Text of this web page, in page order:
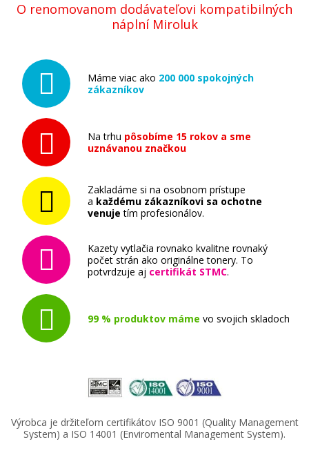
O renomovanom dodávateľovi kompatibilných
náplní Miroluk
Máme viac ako 200 000 spokojných
zákazníkov
Na trhu pôsobíme 15 rokov a sme
uznávanou značkou
Zakladáme si na osobnom prístupe
a každému zákazníkovi sa ochotne
venuje tím profesionálov.
Kazety vytlačia rovnako kvalitne rovnaký
počet strán ako originálne tonery. To
potvrdzuje aj certifikát STMC.
99 % produktov máme vo svojich skladoch
Výrobca je držiteľom certifikátov ISO 9001 (Quality Management
System) a ISO 14001 (Enviromental Management System).